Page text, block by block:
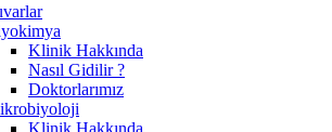
Klinik Hakkında
Nasıl Gidilir ?
Doktorlarımız
Klinik Hakkında